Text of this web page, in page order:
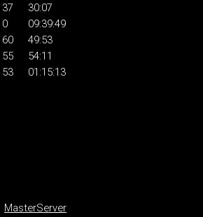
37
30:07
0
09:39:49
60
49:53
55
54:11
53 01:15:13
MasterServer